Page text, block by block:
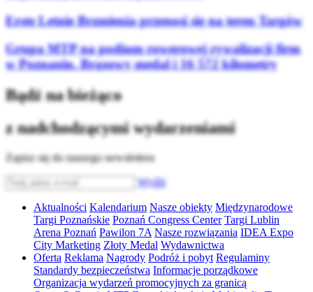
Erste Letnie Brzmienia przenosi się na teren Targów
Grupa MTP na podium rowerowej rywalizacji firm
w Poznaniu. Brązowy medal i 16 572 kilometry
Bądź na bieżąco
z nadchodzącymi wydarzeniami
Zapisz się do naszego newslettera
Wyślij
Aktualności Kalendarium Nasze obiekty Międzynarodowe
Targi Poznańskie Poznań Congress Center Targi Lublin
Arena Poznań Pawilon 7A Nasze rozwiązania IDEA Expo
City Marketing Złoty Medal Wydawnictwa
Oferta Reklama Nagrody Podróż i pobyt Regulaminy
Standardy bezpieczeństwa Informacje porządkowe
Organizacja wydarzeń promocyjnych za granicą